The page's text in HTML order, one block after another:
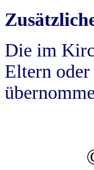
Die im
Eltern